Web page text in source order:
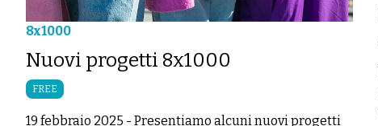
8x1000
Nuovi progetti 8x1000
FREE
19 febbraio 2025 - Presentiamo alcuni nuovi progetti